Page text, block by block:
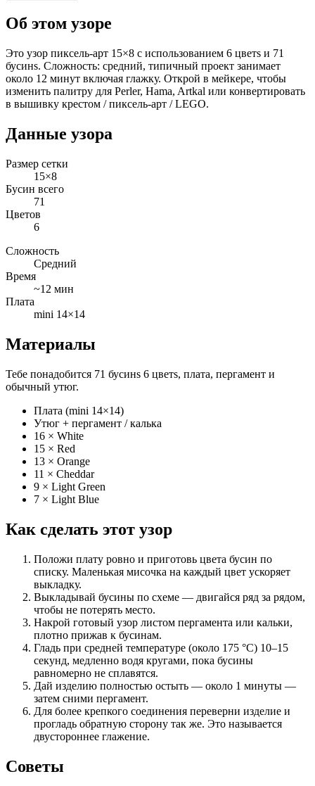
Об этом узоре
Это узор пиксель-арт 15×8 с использованием 6 цветs и 71
бусинs. Сложность: средний, типичный проект занимает
около 12 минут включая глажку. Открой в мейкере, чтобы
изменить палитру для Perler, Hama, Artkal или конвертировать
в вышивку крестом / пиксель-арт / LEGO.
Данные узора
Размер сетки
15×8
Бусин всего
71
Цветов
6
Сложность
Средний
Время
~12 мин
Плата
mini 14×14
Материалы
Тебе понадобится 71 бусинs 6 цветs, плата, пергамент и
обычный утюг.
Плата (mini 14×14)
Утюг + пергамент / калька
16 × White
15 × Red
13 × Orange
11 × Cheddar
9 × Light Green
7 × Light Blue
Как сделать этот узор
Положи плату ровно и приготовь цвета бусин по
списку. Маленькая мисочка на каждый цвет ускоряет
выкладку.
Выкладывай бусины по схеме — двигайся ряд за рядом,
чтобы не потерять место.
Накрой готовый узор листом пергамента или кальки,
плотно прижав к бусинам.
Гладь при средней температуре (около 175 °C) 10–15
секунд, медленно водя кругами, пока бусины
равномерно не сплавятся.
Дай изделию полностью остыть — около 1 минуты —
затем сними пергамент.
Для более крепкого соединения переверни изделие и
прогладь обратную сторону так же. Это называется
двустороннее глажение.
Советы